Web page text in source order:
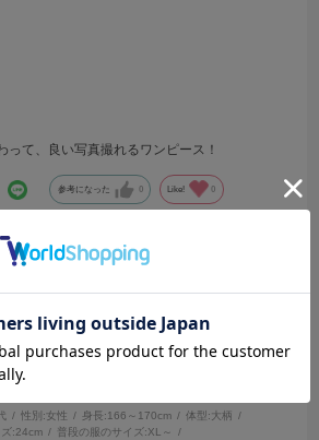
って、良い写真撮れるワンピース！
参考になった 0 Like! 0
体型カバー、洗える
GRAY
性別:女性 身長:166～170cm 体型:大柄
:24cm 普段の服のサイズ:XL～